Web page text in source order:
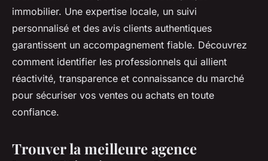
immobilier. Une expertise locale, un suivi
personnalisé et des avis clients authentiques
garantissent un accompagnement fiable. Découvrez
comment identifier les professionnels qui allient
réactivité, transparence et connaissance du marché
pour sécuriser vos ventes ou achats en toute
confiance.
Trouver la meilleure agence